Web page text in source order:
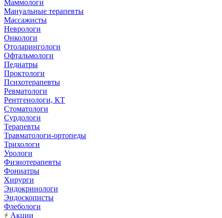
Маммологи
Мануальные терапевты
Массажисты
Неврологи
Онкологи
Отоларингологи
Офтальмологи
Педиатры
Проктологи
Психотерапевты
Ревматологи
Рентгенологи, КТ
Стоматологи
Сурдологи
Терапевты
Травматологи-ортопеды
Трихологи
Урологи
Физиотерапевты
Фониатры
Хирурги
Эндокринологи
Эндоскописты
Флебологи
Акции